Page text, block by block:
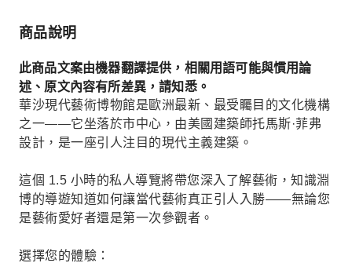
體驗華沙首都中心地帶最新的文化地標之一
商品說明
此商品文案由機器翻譯提供，相關用語可能與慣用論
述、原文內容有所差異，請知悉。
華沙現代藝術博物館是歐洲最新、最受矚目的文化機構
之一——它坐落於市中心，由美國建築師托馬斯·菲弗
設計，是一座引人注目的現代主義建築。
這個 1.5 小時的私人導覽將帶您深入了解藝術，知識淵
博的導遊知道如何讓當代藝術真正引人入勝——無論您
是藝術愛好者還是第一次參觀者。
選擇您的體驗：